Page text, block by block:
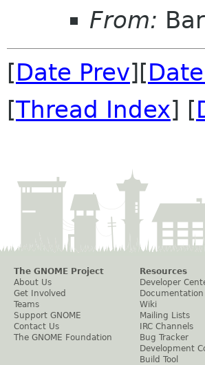
From:
[Date Prev][
[Thread Index] [
The GNOME Project
About Us
Get Involved
Teams
Support GNOME
Contact Us
The GNOME Foundation
Resources
Developer
Documentation
Wiki
Mailing Lists
IRC Channels
Bug Tracker
Development
Build Tool